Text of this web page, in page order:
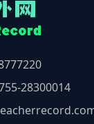
28300014